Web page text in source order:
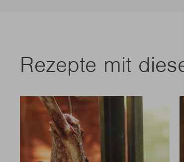
Rezepte mit